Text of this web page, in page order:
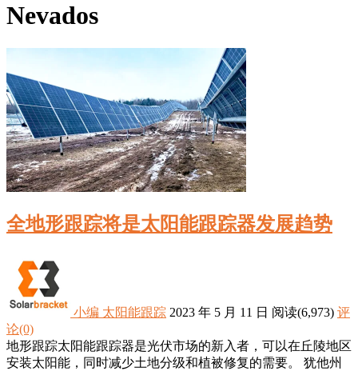
Nevados
全地形跟踪将是太阳能跟踪器发展趋势
小编 太阳能跟踪 2023 年 5 月 11 日 阅读(6,973) 评
论(0)
地形跟踪太阳能跟踪器是光伏市场的新入者，可以在丘陵地区
安装太阳能，同时减少土地分级和植被修复的需要。 犹他州